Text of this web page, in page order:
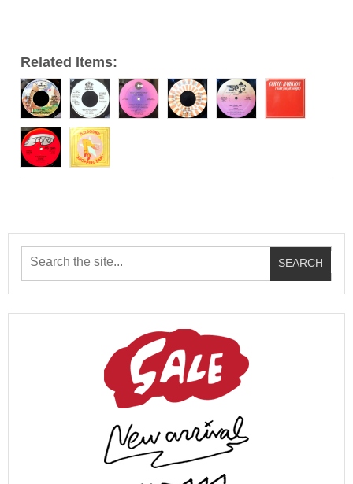
Related Items: